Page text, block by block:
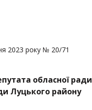
2023 року № 20/71
обласної
Луцького району